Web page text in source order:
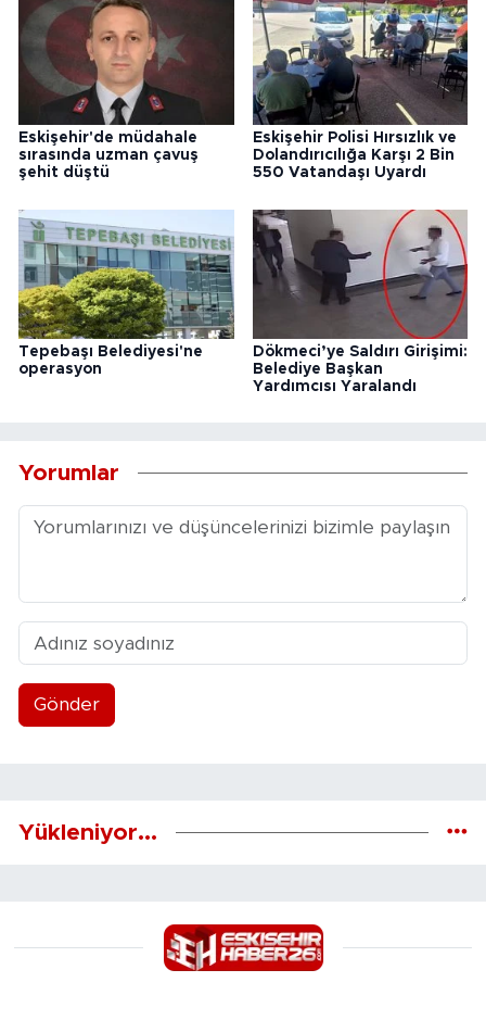
Eskişehir'de müdahale
sırasında uzman çavuş
şehit düştü
Eskişehir Polisi Hırsızlık ve
Dolandırıcılığa Karşı 2 Bin
550 Vatandaşı Uyardı
Tepebaşı Belediyesi'ne
operasyon
Dökmeci’ye Saldırı Girişimi:
Belediye Başkan
Yardımcısı Yaralandı
Yorumlar
Gönder
Yükleniyor...